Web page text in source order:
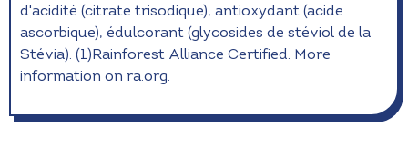
d'acidité (citrate trisodique), antioxydant (acide
ascorbique), édulcorant (glycosides de stéviol de la
Stévia). (1)Rainforest Alliance Certified. More
information on ra.org.